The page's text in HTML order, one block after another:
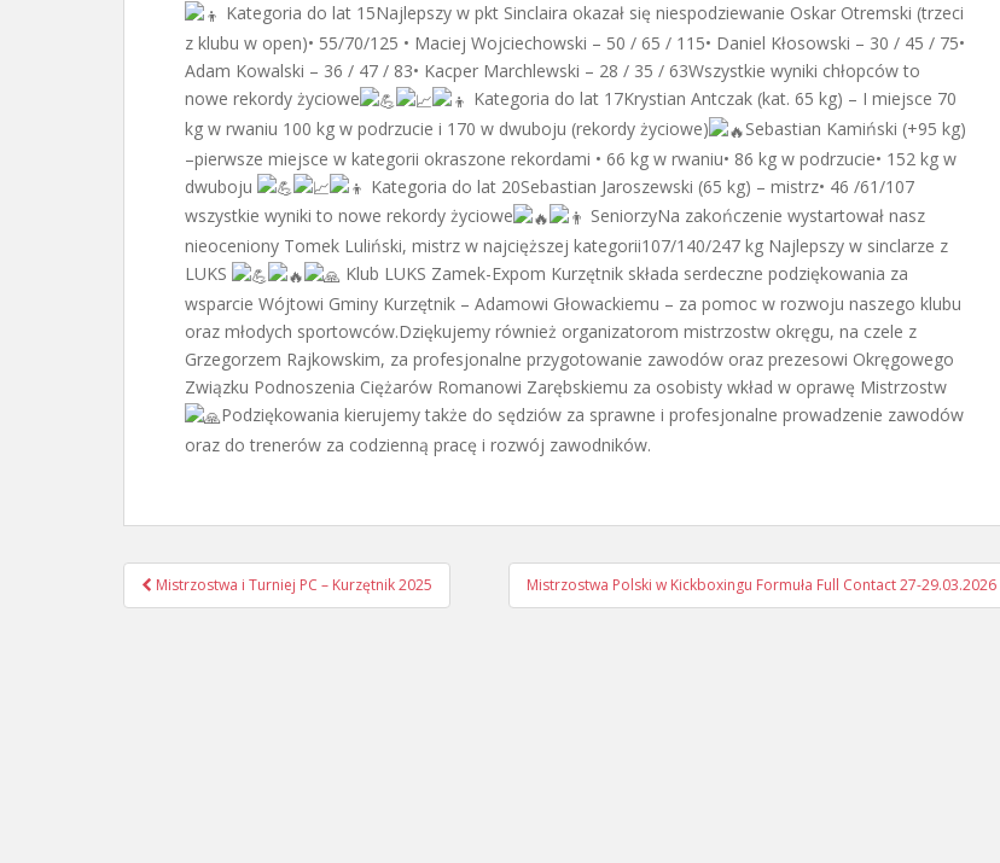
Kategoria do lat 15Najlepszy w pkt Sinclaira okazał się niespodziewanie Oskar Otremski (trzeci
z klubu w open)• 55/70/125 • Maciej Wojciechowski – 50 / 65 / 115• Daniel Kłosowski – 30 / 45 / 75•
Adam Kowalski – 36 / 47 / 83• Kacper Marchlewski – 28 / 35 / 63Wszystkie wyniki chłopców to
nowe rekordy życiowe
Kategoria do lat 17Krystian Antczak (kat. 65 kg) – I miejsce 70
kg w rwaniu 100 kg w podrzucie i 170 w dwuboju (rekordy życiowe)
Sebastian Kamiński (+95 kg)
–pierwsze miejsce w kategorii okraszone rekordami • 66 kg w rwaniu• 86 kg w podrzucie• 152 kg w
dwuboju
Kategoria do lat 20Sebastian Jaroszewski (65 kg) – mistrz• 46 /61/107
wszystkie wyniki to nowe rekordy życiowe
SeniorzyNa zakończenie wystartował nasz
nieoceniony Tomek Luliński, mistrz w najcięższej kategorii107/140/247 kg Najlepszy w sinclarze z
LUKS
Klub LUKS Zamek-Expom Kurzętnik składa serdeczne podziękowania za
wsparcie Wójtowi Gminy Kurzętnik – Adamowi Głowackiemu – za pomoc w rozwoju naszego klubu
oraz młodych sportowców.Dziękujemy również organizatorom mistrzostw okręgu, na czele z
Grzegorzem Rajkowskim, za profesjonalne przygotowanie zawodów oraz prezesowi Okręgowego
Związku Podnoszenia Ciężarów Romanowi Zarębskiemu za osobisty wkład w oprawę Mistrzostw
Podziękowania kierujemy także do sędziów za sprawne i profesjonalne prowadzenie zawodów
oraz do trenerów za codzienną pracę i rozwój zawodników.
Nawigacja
postu
Mistrzostwa i Turniej PC – Kurzętnik 2025 Mistrzostwa Polski w Kickboxingu Formuła Full Contact 27-29.03.2026